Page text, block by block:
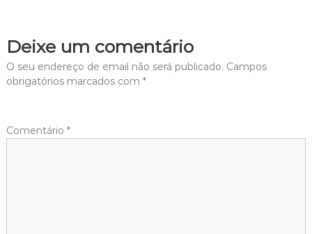
Deixe um comentário
O seu endereço de email não será publicado. Campos
obrigatórios marcados com *
Comentário *